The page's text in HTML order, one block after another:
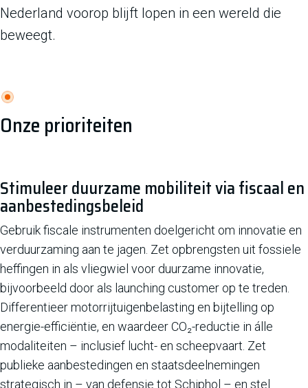
Nederland voorop blijft lopen in een wereld die
beweegt.
Onze prioriteiten
Stimuleer duurzame mobiliteit via fiscaal en
aanbestedingsbeleid
Gebruik fiscale instrumenten doelgericht om innovatie en
verduurzaming aan te jagen. Zet opbrengsten uit fossiele
heffingen in als vliegwiel voor duurzame innovatie,
bijvoorbeeld door als launching customer op te treden.
Differentieer motorrijtuigenbelasting en bijtelling op
energie-efficiëntie, en waardeer CO₂-reductie in álle
modaliteiten – inclusief lucht- en scheepvaart. Zet
publieke aanbestedingen en staatsdeelnemingen
strategisch in – van defensie tot Schiphol – en stel